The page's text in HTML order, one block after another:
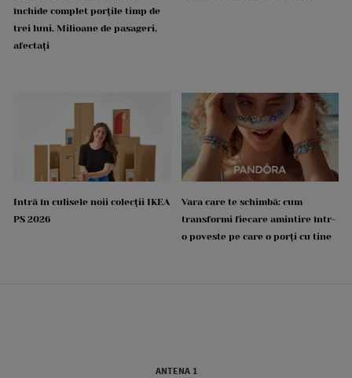
închide complet porțile timp de
trei luni. Milioane de pasageri,
afectați
Intră în culisele noii colecții IKEA
PS 2026
Vara care te schimbă: cum
transformi fiecare amintire într-
o poveste pe care o porți cu tine
ANTENA 1